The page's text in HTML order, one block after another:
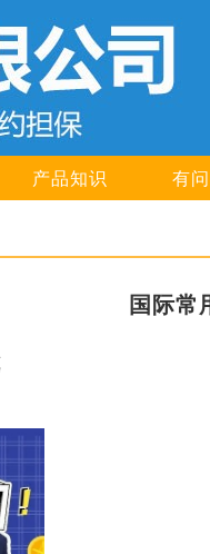
产品知识 有
国际常